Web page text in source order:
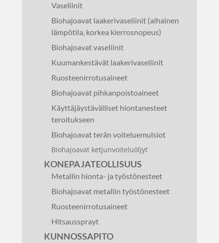
Vaseliinit
Biohajoavat laakerivaseliinit (alhainen
lämpötila, korkea kierrosnopeus)
Biohajoavat vaseliinit
Kuumankestävät laakerivaseliinit
Ruosteenirrotusaineet
Biohajoavat pihkanpoistoaineet
Käyttäjäystävälliset hiontanesteet
teroitukseen
Biohajoavat terän voiteluemulsiot
Biohajoavat ketjunvoiteluöljyt
KONEPAJATEOLLISUUS
Metallin hionta- ja työstönesteet
Biohajoavat metallin työstönesteet
Ruosteenirrotusaineet
Hitsaussprayt
KUNNOSSAPITO